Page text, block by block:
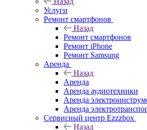
Услуги
Ремонт смартфонов
Назад
Ремонт смартфонов
Ремонт iPhone
Ремонт Samsung
Аренда
Назад
Аренда
Аренда аудиотехники
Аренда
Аренда
Сервисный центр Ezzzbox
Назад